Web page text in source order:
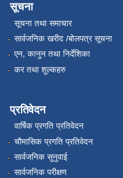
सूचना
सूचना तथा समाचार
सार्वजनिक खरीद /बोलपत्र सूचना
एन, कानुन तथा निर्देशिका
कर तथा शुल्कहरु
प्रतिवेदन
वार्षिक प्रगति प्रतिवेदन
चौमासिक प्रगति प्रतिवेदन
सार्वजनिक सुनुवाई
सार्वजनिक परीक्षण